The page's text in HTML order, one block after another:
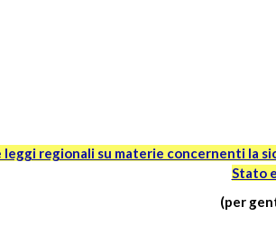
leggi regionali su materie concernenti la
Stato
(per